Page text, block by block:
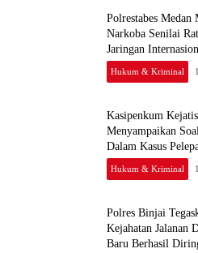
Polrestabes Medan
Narkoba Senilai
Jaringan
Hukum & Kriminal
Kasipenkum
Menyampaikan
Dalam Kasus
JPU, Akan Banding
Hukum & Kriminal
Polres Binjai
Kejahatan Jalanan
Baru Berhasil